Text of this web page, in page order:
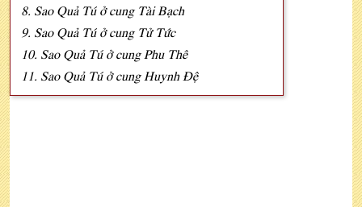
8. Sao Quả Tú ở cung Tài Bạch
9. Sao Quả Tú ở cung Tử Tức
10. Sao Quả Tú ở cung Phu Thê
11. Sao Quả Tú ở cung Huynh Đệ